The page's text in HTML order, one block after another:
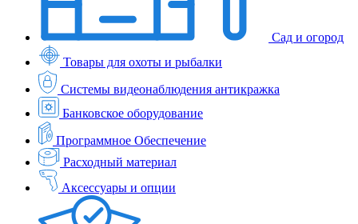
Сад и огород
Товары для охоты и рыбалки
Системы видеонаблюдения антикражка
Банковское оборудование
Программное Обеспечение
Расходный материал
Аксессуары и опции